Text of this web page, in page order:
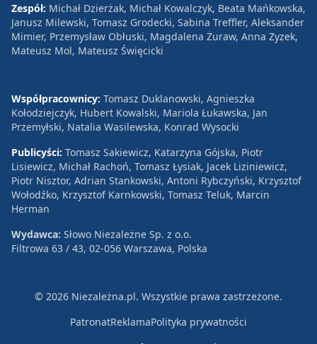
Zespół: Michał Dzierżak, Michał Kowalczyk, Beata Mańkowska,
Janusz Milewski, Tomasz Grodecki, Sabina Treffler, Aleksander
Mimier, Przemysław Obłuski, Magdalena Żuraw, Anna Zyzek,
Mateusz Mol, Mateusz Święcicki
Współpracownicy: Tomasz Duklanowski, Agnieszka
Kołodziejczyk, Hubert Kowalski, Mariola Łukawska, Jan
Przemyłski, Natalia Wasilewska, Konrad Wysocki
Publicyści: Tomasz Sakiewicz, Katarzyna Gójska, Piotr
Lisiewicz, Michał Rachoń, Tomasz Łysiak, Jacek Liziniewicz,
Piotr Nisztor, Adrian Stankowski, Antoni Rybczyński, Krzysztof
Wołodźko, Krzysztof Karnkowski, Tomasz Teluk, Marcin
Herman
Wydawca: Słowo Niezależne Sp. z o.o.
Filtrowa 63 / 43, 02-056 Warszawa, Polska
© 2026 Niezależna.pl. Wszystkie prawa zastrzeżone.
PatronatReklamaPolityka prywatności